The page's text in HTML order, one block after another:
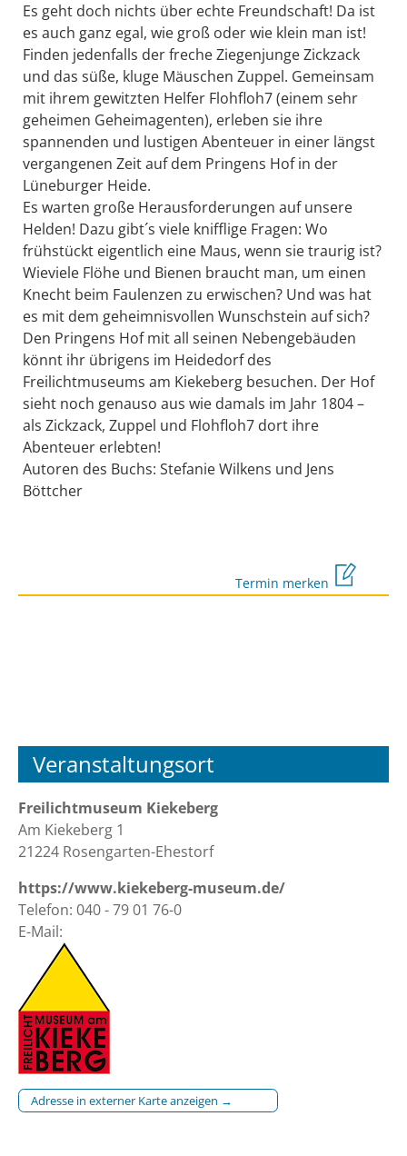
Es geht doch nichts über echte Freundschaft! Da ist
es auch ganz egal, wie groß oder wie klein man ist!
Finden jedenfalls der freche Ziegenjunge Zickzack
und das süße, kluge Mäuschen Zuppel. Gemeinsam
mit ihrem gewitzten Helfer Flohfloh7 (einem sehr
geheimen Geheimagenten), erleben sie ihre
spannenden und lustigen Abenteuer in einer längst
vergangenen Zeit auf dem Pringens Hof in der
Lüneburger Heide.
Es warten große Herausforderungen auf unsere
Helden! Dazu gibt´s viele knifflige Fragen: Wo
frühstückt eigentlich eine Maus, wenn sie traurig ist?
Wieviele Flöhe und Bienen braucht man, um einen
Knecht beim Faulenzen zu erwischen? Und was hat
es mit dem geheimnisvollen Wunschstein auf sich?
Den Pringens Hof mit all seinen Nebengebäuden
könnt ihr übrigens im Heidedorf des
Freilichtmuseums am Kiekeberg besuchen. Der Hof
sieht noch genauso aus wie damals im Jahr 1804 –
als Zickzack, Zuppel und Flohfloh7 dort ihre
Abenteuer erlebten!
Autoren des Buchs: Stefanie Wilkens und Jens
Böttcher
Termin merken
Veranstaltungsort
Freilichtmuseum Kiekeberg
Am Kiekeberg 1
21224 Rosengarten-Ehestorf
https://www.kiekeberg-museum.de/
Telefon: 040 - 79 01 76-0
E-Mail:
Adresse in externer Karte anzeigen →